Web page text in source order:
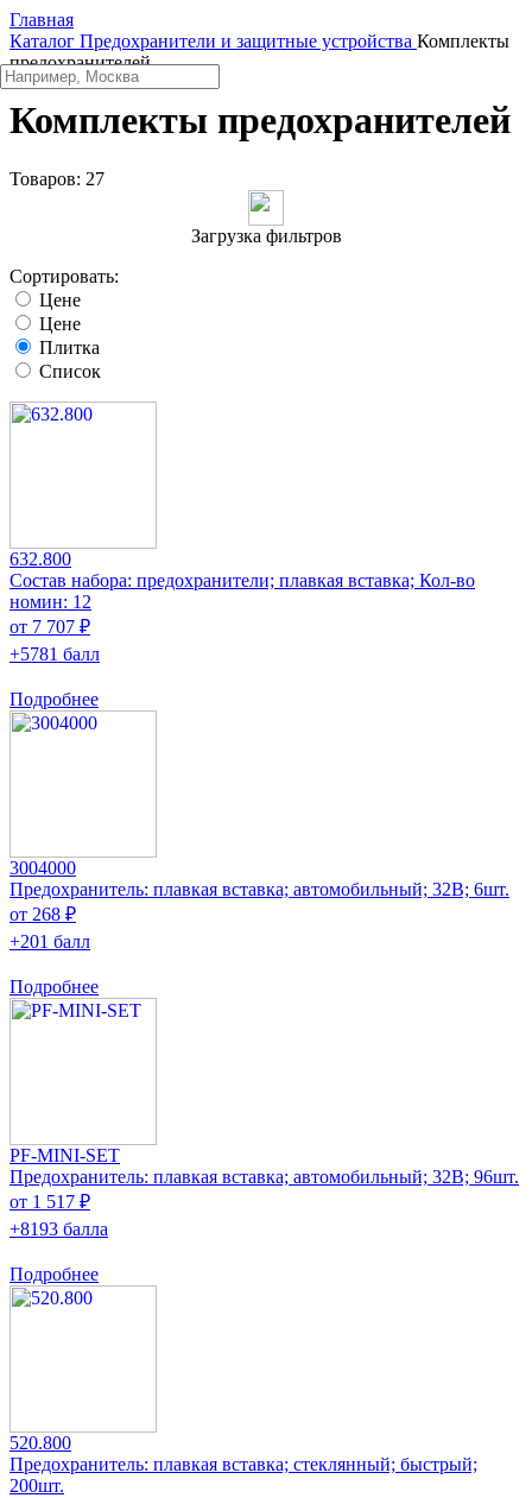
Главная
Каталог Предохранители и защитные устройства Комплекты
предохранителей
Комплекты предохранителей
Товаров: 27
Загрузка фильтров
Сортировать:
Цене
Цене
Плитка
Список
632.800
Состав набора: предохранители; плавкая вставка; Кол-во
номин: 12
от 7 707 ₽
+5781 балл
Подробнее
3004000
Предохранитель: плавкая вставка; автомобильный; 32В; 6шт.
от 268 ₽
+201 балл
Подробнее
PF-MINI-SET
Предохранитель: плавкая вставка; автомобильный; 32В; 96шт.
от 1 517 ₽
+8193 балла
Подробнее
520.800
Предохранитель: плавкая вставка; стеклянный; быстрый;
200шт.